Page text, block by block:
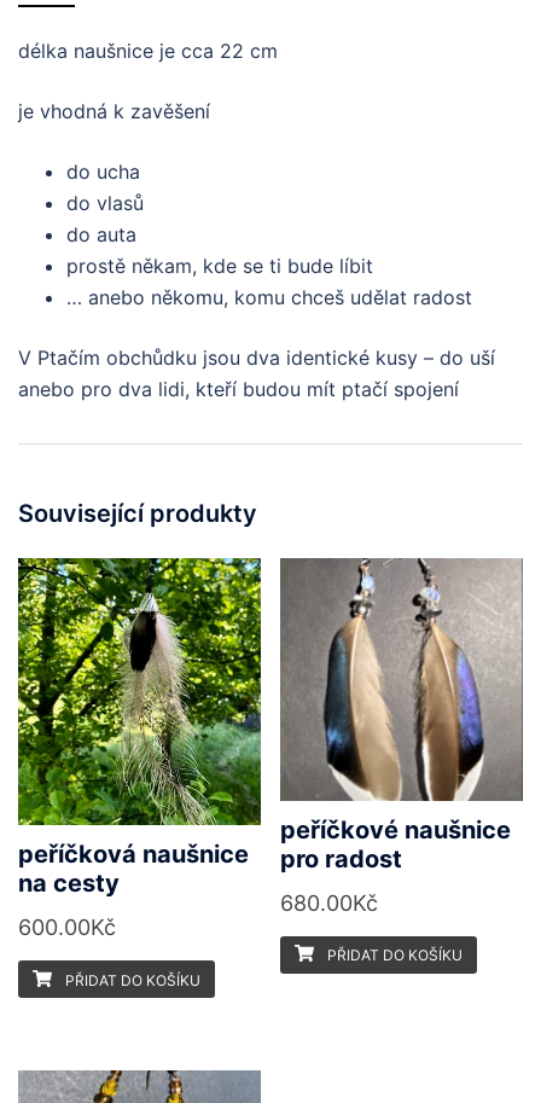
délka naušnice je cca 22 cm
je vhodná k zavěšení
do ucha
do vlasů
do auta
prostě někam, kde se ti bude líbit
… anebo někomu, komu chceš udělat radost
V Ptačím obchůdku jsou dva identické kusy – do uší
anebo pro dva lidi, kteří budou mít ptačí spojení
Související produkty
peříčková naušnice
na cesty
600.00Kč
PŘIDAT DO KOŠÍKU
peříčkové naušnice
pro radost
680.00Kč
PŘIDAT DO KOŠÍKU